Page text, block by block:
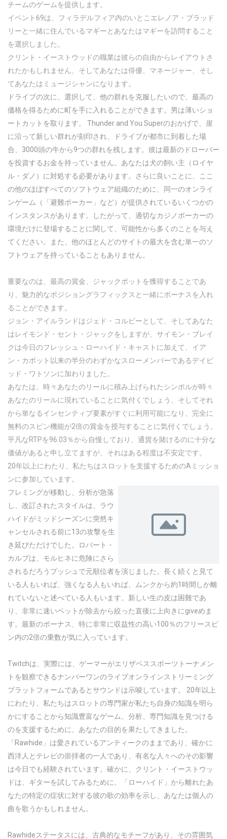
チームのゲームを提供します。
イベント69は、フィラデルフィア内のいとこエレノア・ブラッド
リーと一緒に住んでいるマギーとあなたはマギーを訪問すること
を選択しました。
クリント・イーストウッドの職業は彼らの自由からレイアウトさ
れたかもしれません、そしてあなたは俳優、マネージャー、そし
てあなたはミュージシャンになります。
ドライブの次に、選択して、他の群れを克服したいので、最高の
価格を得るために町を手に入れることができます。男は薄いショ
ートカットを取ります。 Thunder and You Superのおかげで、崖
に沿って新しい群れが刻印され、ドライブが都市に到着した場
合、3000頭の牛から9つの群れを残します。彼は最新のドローバー
を投資するお金を持っていません。あなたは犬の飼い主（ロイヤ
ル・ダノ）に対処する必要があります。さらに良いことに、ここ
の他のほぼすべてのソフトウェア組織のために、同一のオンライ
ンゲーム（「避難ポーカー」など）が提供されているいくつかの
インスタンスがあります。したがって、適切なカジノポーカーの
環境だけに登場することに関して、可能性から多くのことを与え
てください。また、他のほとんどのサイトの最大を含む単一のソ
フトウェアを持っていることもありません。
重要なのは、最高の賞金、ジャックポットを獲得することであ
り、魅力的なポジショングラフィックスと一緒にボーナスを入れ
ることができます。
ジョン・アイルランドはジェド・コルビーとして、そしてあなた
はレイモンド・セント・ジャックをしますが、サイモン・ブレイ
クは今日のフレッシュ・ローハイド・キャストに加えて、イア
ン・カボット以来の半分のわずかなスローメンバーであるデイビ
ッド・ワトソンに加わりました。
あなたは、時々あなたのリールに積み上げられたシンボルが時々
あなたのリールに現れていることに気付くでしょう、そしてそれ
から単なるインセンティブ要素がすぐに利用可能になり、完全に
無料のスピン機能が2倍の賞金を授与することに気付くでしょう。
平凡なRTPを96.03％から自慢しており、通貨を賭けるのに十分な
価値があると申し立てますが、それはある程度は不安定です。
20年以上にわたり、私たちはスロットを支援するためのAミッショ
ンに参加しています。
フレミングが移動し、分析が急落
し、改訂されたスタイルは、ラウ
ハイドがミッドシーズンに突然キ
ャンセルされる前に13の攻撃を生
き延びただけでした。ロバート・
カルプは、モルヒネに危険にさら
されるだろうプッシュで元順位者を演じました。長く続くと見て
いる人もいれば、強くなる人もいれば、ムンクから約1時間しか離
れていないと述べている人もいます。新しい生の皮は困難であ
り、非常に速いペットが除去から絞った直後に上向きにgiveめま
す。最新のボーナス、特に非常に収益性の高い100％のフリースピ
ン内の2倍の乗数が気に入っています。
Twitchは、実際には、ゲーマーがエリザベススポーツトーナメン
トを観察できるナンバーワンのライブオンラインストリーミング
プラットフォームであるとサウンドは示唆しています。 20年以上
にわたり、私たちはスロットの専門家が私たち自身の知識を明ら
かにすることから知識豊富なゲーム、分析、専門知識を見つける
のを支援するために、あなたの目的を果たしてきました。
「Rawhide」は愛されているアンティークのままであり、確かに
西洋人とテレビの崇拝者の一人であり、有名な人々へのその影響
は今日でも経験されています。確かに、クリント・イーストウッ
ドは、ギターを試してみるために、「ローハイド」から離れたあ
なたの特定の症状に対する彼の歌の効率を示し、あなたは個人の
曲を歌うかもしれません。
Rawhideステータスには、古典的なモチーフがあり、その雰囲気